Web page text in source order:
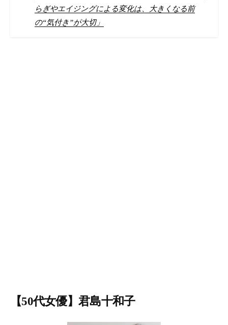
らぎやエイジングによる変化は、大きくなる前
の“気付き”が大切」
【50代女優】君島十和子